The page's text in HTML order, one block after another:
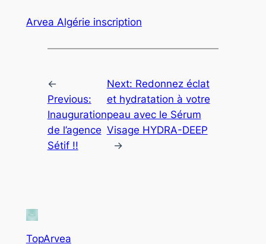
Arvea Algérie inscription
←
Previous:
Inauguration
de l’agence
Sétif !!
Next: Redonnez éclat
et hydratation à votre
peau avec le Sérum
Visage HYDRA-DEEP
→
TopArvea